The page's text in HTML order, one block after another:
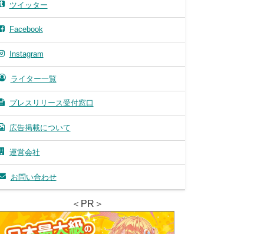
ツイッター
Facebook
Instagram
ライター一覧
プレスリリース受付窓口
広告掲載について
運営会社
お問い合わせ
＜PR＞